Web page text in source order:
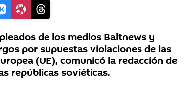
de los medios Baltnews y
por supuestas violaciones de las
(UE), comunicó la redacción de
repúblicas soviéticas.